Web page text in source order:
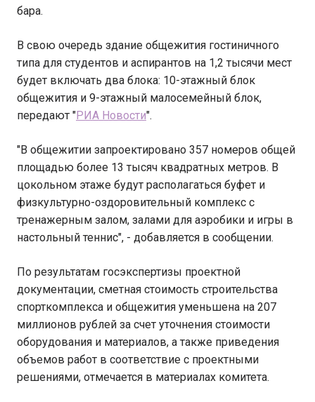
бара.
В свою очередь здание общежития гостиничного
типа для студентов и аспирантов на 1,2 тысячи мест
будет включать два блока: 10-этажный блок
общежития и 9-этажный малосемейный блок,
передают "РИА Новости".
"В общежитии запроектировано 357 номеров общей
площадью более 13 тысяч квадратных метров. В
цокольном этаже будут располагаться буфет и
физкультурно-оздоровительный комплекс с
тренажерным залом, залами для аэробики и игры в
настольный теннис", - добавляется в сообщении.
По результатам госэкспертизы проектной
документации, сметная стоимость строительства
спорткомплекса и общежития уменьшена на 207
миллионов рублей за счет уточнения стоимости
оборудования и материалов, а также приведения
объемов работ в соответствие с проектными
решениями, отмечается в материалах комитета.